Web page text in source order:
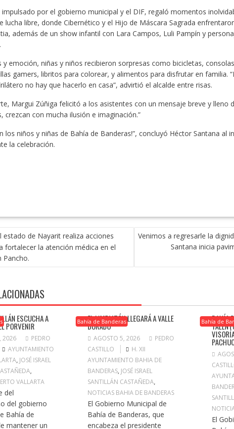
por el gobierno municipal y el DIF, regaló momentos
lucha libre, donde Cibernético y el Hijo de Máscara Sagrada
además de un show infantil con Lara Campos, Luli Pampín y
y emoción, niñas y niños recibieron sorpresas como bicicletas,
gamers, libritos para colorear, y alimentos para disfrutar en familia.
no hay que hacerlo en casa”, advirtió el alcalde entre risas.
Margui Zúñiga felicitó a los asistentes con un mensaje breve y lleno
crezcan con mucha ilusión e imaginación.”
los niños y niñas de Bahía de Banderas!”, concluyó Héctor Santana al
la celebración.
estado de Nayarit realiza acciones
fortalecer la atención médica en el
Pancho.
Venimos a regresarle la
Santana inicia
ESCUCHA A
PORVENIR
2026
PEDRO
AYUNTAMIENTO
, JOSÉ ISRAEL
,
VALLARTA
del
del gobierno
Bahía de
mantener un
Bahía de Banderas
EL LIMPIATÓN LLEGARÁ A VALLE
DORADO
AGOSTO 5, 2026
PEDRO
CASTILLO
H. XII
AYUNTAMIENTO BAHIA DE
BANDERAS, JOSÉ ISRAEL
SANTILLÁN CASTAÑEDA,
NOTICIAS BAHIA DE BANDERAS
El Gobierno Municipal de
Bahía de Banderas, que
encabeza el presidente
Bahía de
BAHÍA
El